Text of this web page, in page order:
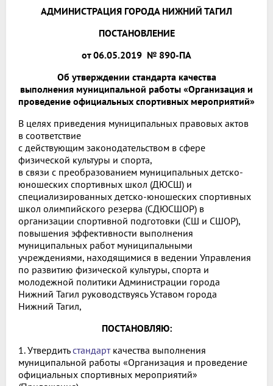
АДМИНИСТРАЦИЯ ГОРОДА НИЖНИЙ ТАГИЛ
ПОСТАНОВЛЕНИЕ
от 06.05.2019 № 890-ПА
Об утверждении стандарта качества
выполнения муниципальной работы «Организация и
проведение официальных спортивных мероприятий»
В целях приведения муниципальных правовых актов
в соответствие
с действующим законодательством в сфере
физической культуры и спорта,
в связи с преобразованием муниципальных детско-
юношеских спортивных школ (ДЮСШ) и
специализированных детско-юношеских спортивных
школ олимпийского резерва (СДЮСШОР) в
организации спортивной подготовки (СШ и СШОР),
повышения эффективности выполнения
муниципальных работ муниципальными
учреждениями, находящимися в ведении Управления
по развитию физической культуры, спорта и
молодежной политики Администрации города
Нижний Тагил руководствуясь Уставом города
Нижний Тагил,
ПОСТАНОВЛЯЮ:
1. Утвердитьстандарткачества выполнения
муниципальной работы «Организация и проведение
официальных спортивных мероприятий»